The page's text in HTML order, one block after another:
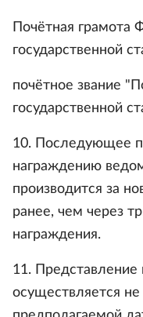
Почётная грамота
государственной
почётное звание
государственной
10. Последующее
награждению
производится за
ранее, чем через
награждения.
11. Представление
осуществляется